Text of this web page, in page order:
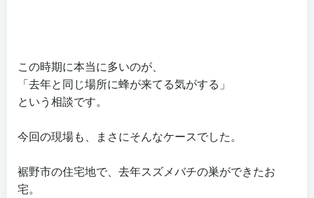
この時期に本当に多いのが、
「去年と同じ場所に蜂が来てる気がする」
という相談です。
今回の現場も、まさにそんなケースでした。
裾野市の住宅地で、去年スズメバチの巣ができたお
宅。